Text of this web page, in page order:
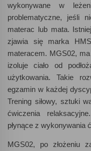
wykonywane w
problematyczne, jeśli
materac lub mata.
zjawia się marka
materacem. MGS02,
izoluje ciało od
użytkowania. Takie
egzamin w każdej
Trening siłowy, sztuki
ćwiczenia
płynące z wykonywania
MGS02, po złożeniu